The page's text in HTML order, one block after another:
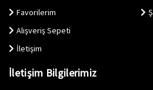
Favorilerim
Alışveriş Sepeti
İletişim
İletişim Bilgilerimiz